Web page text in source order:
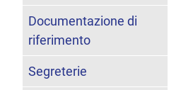
Documentazione di
riferimento
Segreterie